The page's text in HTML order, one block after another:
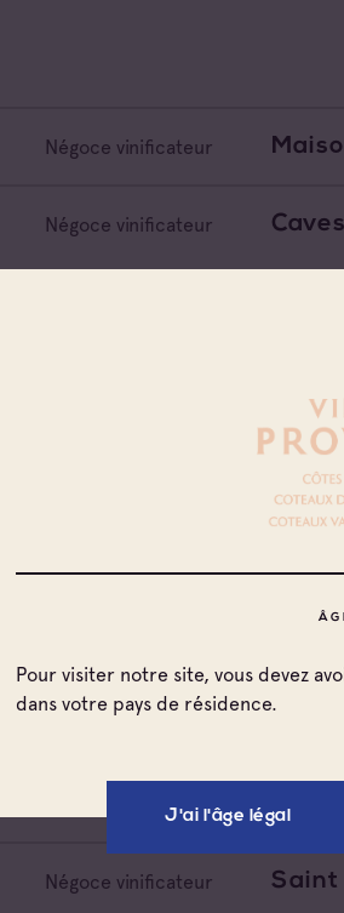
Pour visiter notre site, vous devez
dans votre pays de résidence.
J'ai l'âge légal
Négoce vinificateur
Négoce vinificateur
La
Négoce vinificateur Sarl
Négoce vinificateur Saint